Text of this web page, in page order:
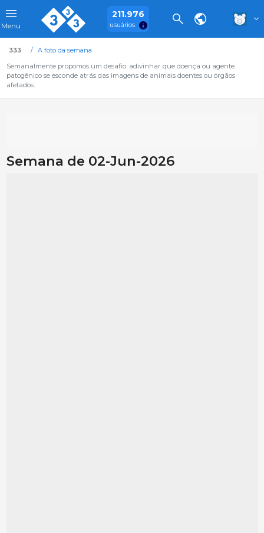
Menu
211.976
usuários
333
A foto da semana
Semanalmente propomos um desafio: adivinhar que doença ou agente
patogênico se esconde atrás das imagens de animais doentes ou órgãos
afetados.
Semana de 02-Jun-2026